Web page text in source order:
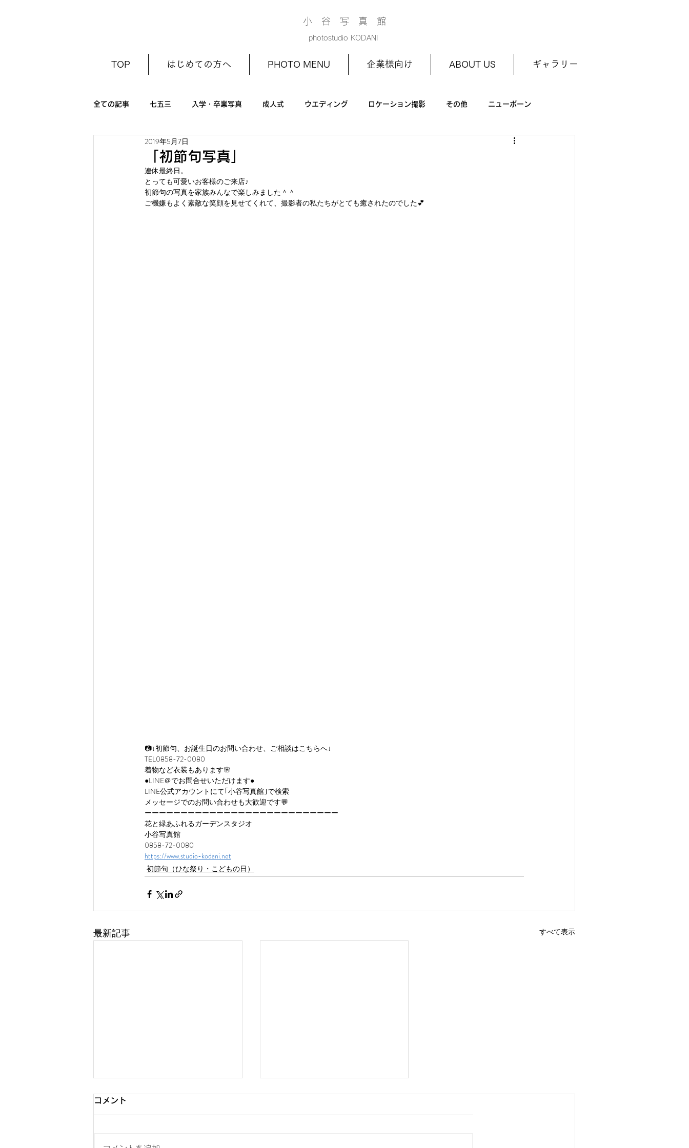
小 谷 写 真 館
photostudio KODANI
TOP はじめての方へ PHOTO MENU 企業様向け ABOUT US ギャラリー
全ての記事 七五三 入学・卒業写真 成人式 ウエディング ロケーション撮影 その他 ニューボーン
初節句（ひな祭り・こどもの日）
「初節句写真」
2019年5月7日
連休最終日。
とっても可愛いお客様のご来店♪
初節句の写真を家族みんなで楽しみました＾＾
ご機嫌もよく素敵な笑顔を見せてくれて、撮影者の私たちがとても癒されたのでした💕
📷↓初節句、お誕生日のお問い合わせ、ご相談はこちらへ↓
TEL0858-72-0080
着物など衣装もあります🌸
●LINE＠でお問合せいただけます●
LINE公式アカウントにて｢小谷写真館｣で検索
メッセージでのお問い合わせも大歓迎です💬
ーーーーーーーーーーーーーーーーーーーーーーーーーーー
花と緑あふれるガーデンスタジオ
小谷写真館
0858-72-0080
https://www.studio-kodani.net
初節句（ひな祭り・こどもの日）
最新記事 すべて表示
コメント